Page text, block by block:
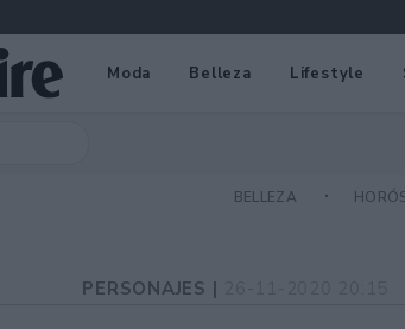
Moda Belleza Lifestyle
BELLEZA
PERSONAJES |